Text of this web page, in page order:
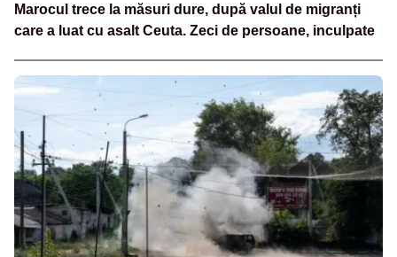
Marocul trece la măsuri dure, după valul de migranți
care a luat cu asalt Ceuta. Zeci de persoane, inculpate